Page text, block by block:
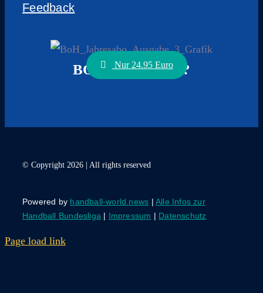
Feedback
Nur 24.95 Euro
BOCK AUF ABO?
© Copyright 2026 | All rights reserved
Powered by handball-world.news | Alle Infos zur
Handball Bundesliga | Impressum | Datenschutz
Page load link